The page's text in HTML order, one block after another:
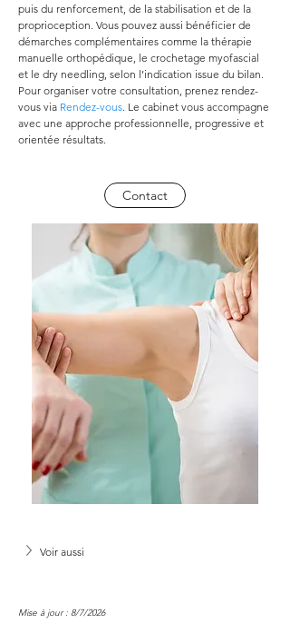
puis du renforcement, de la stabilisation et de la
proprioception. Vous pouvez aussi bénéficier de
démarches complémentaires comme la thérapie
manuelle orthopédique, le crochetage myofascial
et le dry needling, selon l’indication issue du bilan.
Pour organiser votre consultation, prenez rendez-
vous via Rendez-vous. Le cabinet vous accompagne
avec une approche professionnelle, progressive et
orientée résultats.
Contact
Voir aussi
Mise à jour : 8/7/2026